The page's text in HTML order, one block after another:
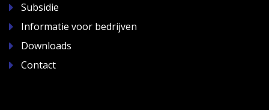
Subsidie
Informatie voor bedrijven
Downloads
Contact